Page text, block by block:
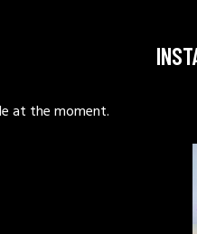
at the moment.